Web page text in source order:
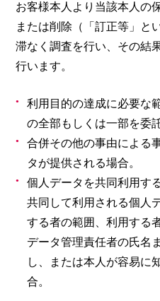
お客様本人より当該本人の
または削除（「訂正等」と
滞なく調査を行い、その結
行います。
利用目的の達成に必要な
の全部もしくは一部を委
合併その他の事由による
タが提供される場合。
個人データを共同利用す
共同して利用される個人
する者の範囲、利用する
データ管理責任者の氏名
し、または本人が容易に
合。